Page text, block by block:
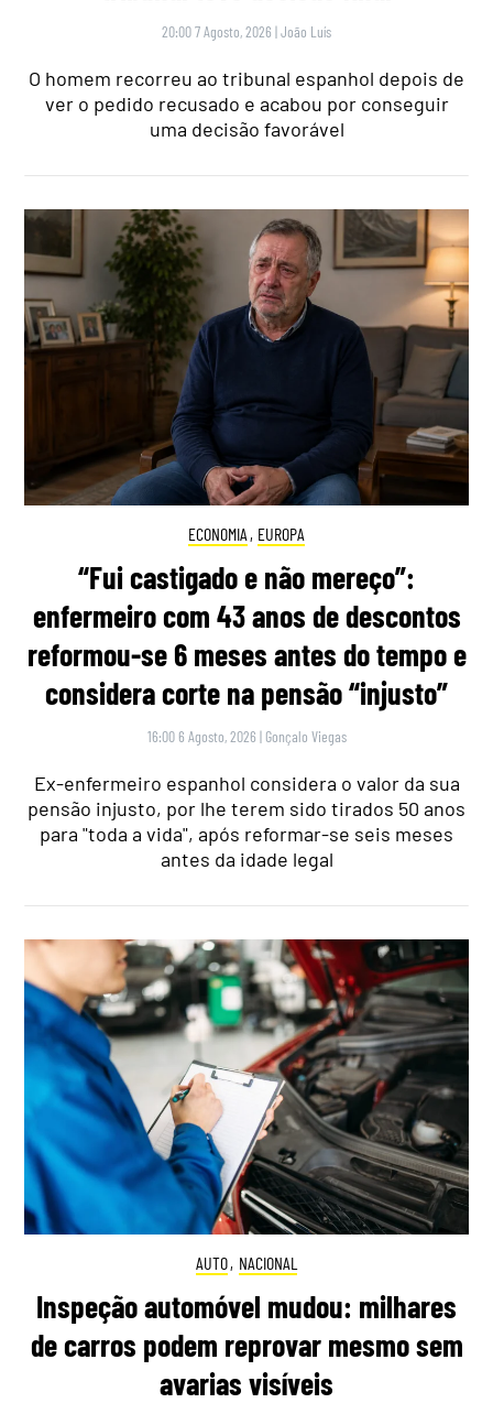
20:00 7 Agosto, 2026 |João Luís
O homem recorreu ao tribunal espanhol depois de
ver o pedido recusado e acabou por conseguir
uma decisão favorável
ECONOMIA , EUROPA
“Fui castigado e não mereço”:
enfermeiro com 43 anos de descontos
reformou-se 6 meses antes do tempo e
considera corte na pensão “injusto”
16:00 6 Agosto, 2026 | Gonçalo Viegas
Ex-enfermeiro espanhol considera o valor da sua
pensão injusto, por lhe terem sido tirados 50 anos
para "toda a vida", após reformar-se seis meses
antes da idade legal
AUTO, NACIONAL
Inspeção automóvel mudou: milhares
de carros podem reprovar mesmo sem
avarias visíveis